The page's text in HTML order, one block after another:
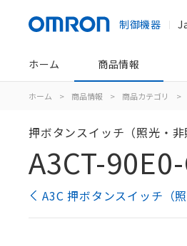
制御機器
ホーム 商品情報
ホーム > 商品情報 > 商品カテゴリ >
押ボタンスイッチ（照光・非
A3CT-
A3C 押ボタンスイッチ（